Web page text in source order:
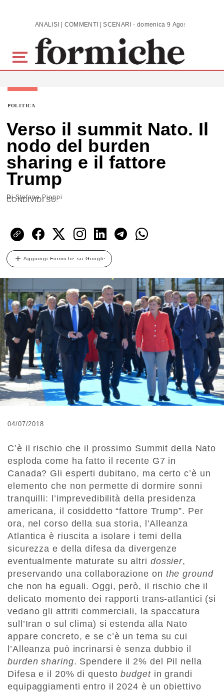
Skip to main content ANALISI | COMMENTI | SCENARI - domenica 9 Agosto 2026
POLITICA
Verso il summit Nato. Il
nodo del burden
sharing e il fattore
Trump
DiStefano Pioppi
CONDIVIDI SU:
Aggiungi Formiche su Google
04/07/2018
C’è il rischio che il prossimo Summit della Nato
esploda come ha fatto il recente G7 in
Canada? Gli esperti dubitano, ma certo c’è un
elemento che non permette di dormire sonni
tranquilli: l’imprevedibilità della presidenza
americana, il cosiddetto “fattore Trump”. Per
ora, nel corso della sua storia, l’Alleanza
Atlantica è riuscita a isolare i temi della
sicurezza e della difesa da divergenze
eventualmente maturate su altri dossier,
preservando una collaborazione on the ground
che non ha eguali. Oggi, però, il rischio che il
delicato momento dei rapporti trans-atlantici (si
vedano gli attriti commerciali, la spaccatura
sull’Iran o sul clima) si estenda alla Nato
appare concreto, e se c’è un tema su cui
l’Alleanza può incrinarsi è senza dubbio il
burden sharing. Spendere il 2% del Pil nella
Difesa e il 20% di questobudgetin grandi
equipaggiamenti entro il 2024 è un obiettivo